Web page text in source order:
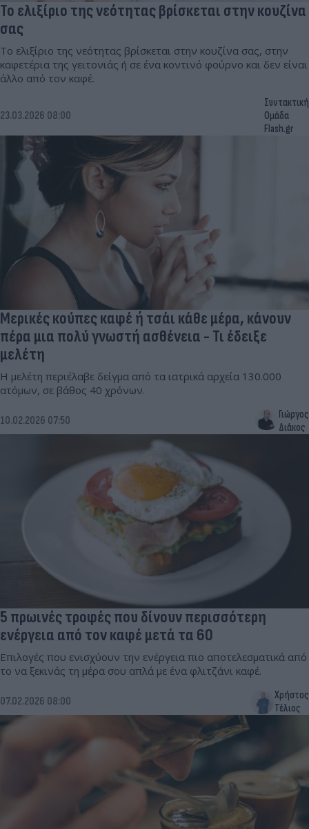
Το ελιξίριο της νεότητας βρίσκεται στην κουζίνα
σας
Το ελιξίριο της νεότητας βρίσκεται στην κουζίνα σας, στην
καφετέρια της γειτονιάς ή σε ένα κοντινό φούρνο και δεν είναι
άλλο από τον καφέ.
23.03.2026 08:00
Συντακτική
Ομάδα
Flash.gr
Μερικές κούπες καφέ ή τσάι κάθε μέρα, κάνουν
πέρα μια πολύ γνωστή ασθένεια - Τι έδειξε
μελέτη
Η μελέτη περιέλαβε δείγμα από τα ιατρικά αρχεία 130.000
ατόμων, σε βάθος 40 χρόνων.
10.02.2026 07:50
Γιώργος
Διάκος
5 πρωινές τροφές που δίνουν περισσότερη
ενέργεια από τον καφέ μετά τα 60
Επιλογές που ενισχύουν την ενέργεια πιο αποτελεσματικά από
το να ξεκινάς τη μέρα σου απλά με ένα φλιτζάνι καφέ.
07.02.2026 08:00
Χρήστος
Τέλιος